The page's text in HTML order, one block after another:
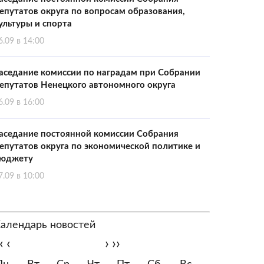
округа по вопросам образования,
и спорта
в 14:00
комиссии по наградам при Собрании
Ненецкого автономного округа
в 16:00
постоянной комиссии Собрания
округа по экономической политике и
в 10:00
новостей
‹ › ››